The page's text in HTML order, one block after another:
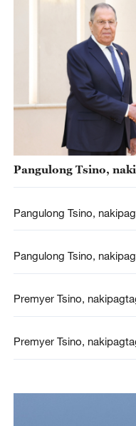
Pangulong Tsino,
Pangulong Tsino,
Pangulong Tsino,
Premyer Tsino,
Premyer Tsino,